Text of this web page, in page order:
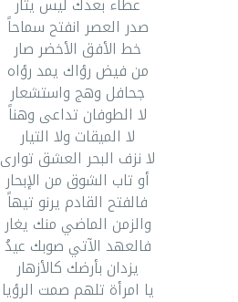
صدر العصر انفتح سماحاً
خط الأفق الأخضر صار
من فيض رؤاك يمد رؤاه
جحافل وهج واستشعار
لا الطوفان تداعى وهناً
لا الميقات ولا التيار
لا نزف البحر العشق توارى
أو تاب الشوق من الإبحار
فالفتح القادم يرنو تيهاً
والزمن الماضي منك يغار
فالعهد الآتي صوبك عيدُ
يزدان بأرضك كالأزهار
يا امرأة تلهم صمت الرؤيا